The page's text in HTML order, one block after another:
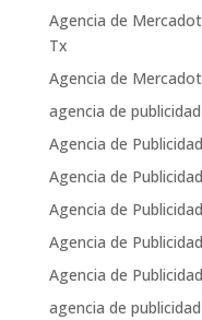
Agencia de
Tx
Agencia de
agencia de publicidad
Agencia de
Agencia de
Agencia de
Agencia de
Agencia de
agencia de